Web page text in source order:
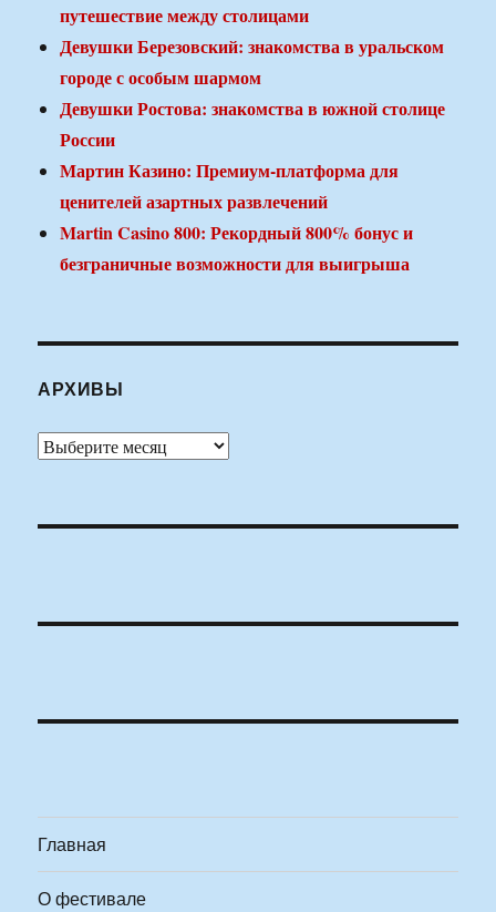
путешествие между столицами
Девушки Березовский: знакомства в уральском
городе с особым шармом
Девушки Ростова: знакомства в южной столице
России
Мартин Казино: Премиум-платформа для
ценителей азартных развлечений
Martin Casino 800: Рекордный 800% бонус и
безграничные возможности для выигрыша
АРХИВЫ
Архивы
Главная
О фестивале